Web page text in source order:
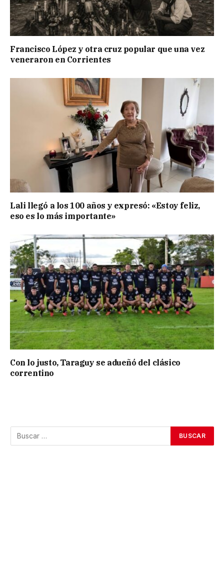
Francisco López y otra cruz popular que una vez
veneraron en Corrientes
Lali llegó a los 100 años y expresó: «Estoy feliz,
eso es lo más importante»
Con lo justo, Taraguy se adueñó del clásico
correntino